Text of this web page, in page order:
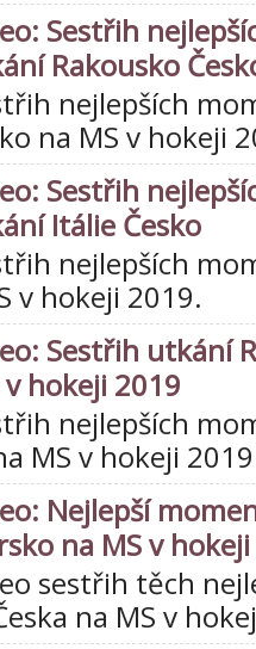
Sestřih
Rakousko
nejlepších
na MS v hokeji
Sestřih
Itálie Česko
nejlepších
v hokeji 2019.
Sestřih utkání
v hokeji 2019
nejlepších
MS v hokeji
Nejlepší
na MS v
sestřih těch
na MS v